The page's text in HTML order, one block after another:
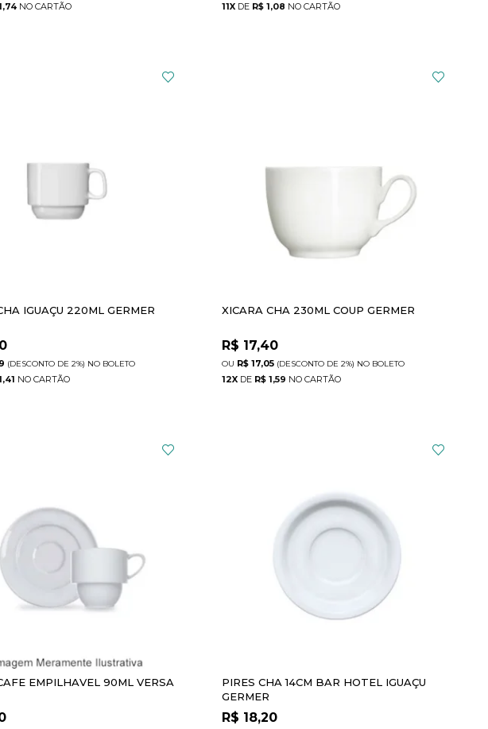
11X DE R$ 1,08
IGUAÇU 220ML GERMER
(DESCONTO DE 2%) NO BOLETO
XICARA CHA 230ML COUP GERMER
R$ 17,40
R$ 17,05 (DESCONTO DE 2%) NO BOLETO
12X DE R$ 1,59
EMPILHAVEL 90ML VERSA
PIRES CHA 14CM BAR HOTEL IGUAÇU
GERMER
R$ 18,20